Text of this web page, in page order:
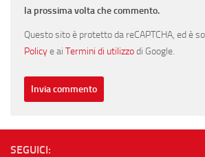
la prossima volta che commento.
Questo sito è protetto da reCAPTCHA, ed è
Policye ai Termini di utilizzodi Google.
SEGUICI: